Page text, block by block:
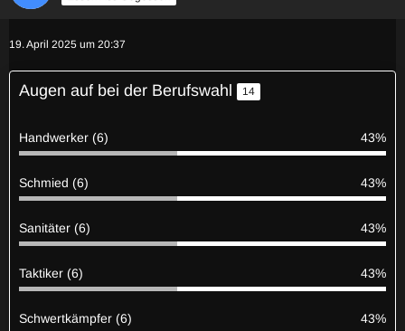
19. April 2025 um 20:37
Augen auf bei der Berufswahl 14
Handwerker (6) 43%
Schmied (6) 43%
Sanitäter (6) 43%
Taktiker (6) 43%
Schwertkämpfer (6) 43%